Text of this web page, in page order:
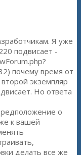
Я уже
подвисает -
почему время от
экземпляр
Но ответа
о
к вашей
делать все же